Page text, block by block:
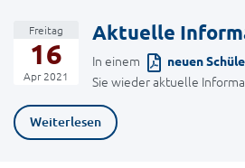
Freitag
16
Apr 2021
Aktuelle
In einem neuen
Sie wieder aktuelle
Weiterlesen